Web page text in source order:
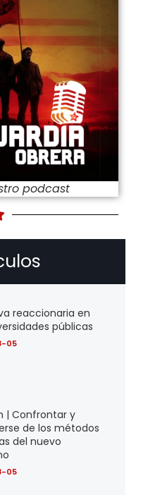
podcast
reaccionaria en
públicas
05
| Confrontar y
de los métodos
del nuevo
05